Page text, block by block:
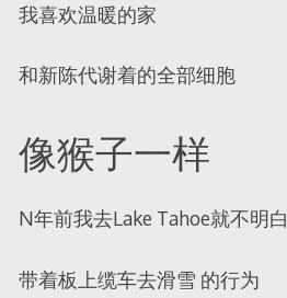
我喜欢温暖的家
和新陈代谢着的全部细胞
像猴子一样
N年前我去Lake Tahoe就不明白
带着板上缆车去滑雪 的行为